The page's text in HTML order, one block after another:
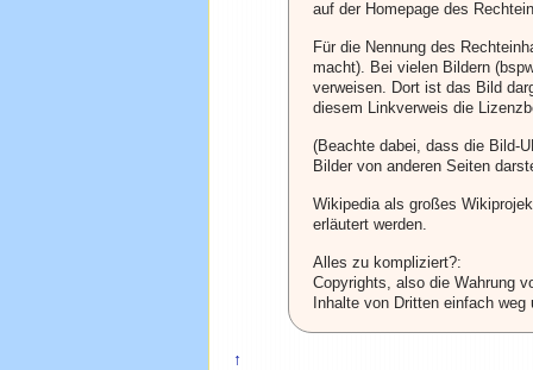
auf der Homepage des
Für die Nennung des
macht). Bei vielen Bildern
verweisen. Dort ist das Bild
diesem Linkverweis die
(Beachte dabei, dass die Bild-
Bilder von anderen Seiten
Wikipedia als großes
erläutert werden.
Alles zu kompliziert?:
Copyrights, also die Wahrung
Inhalte von Dritten einfach
↑